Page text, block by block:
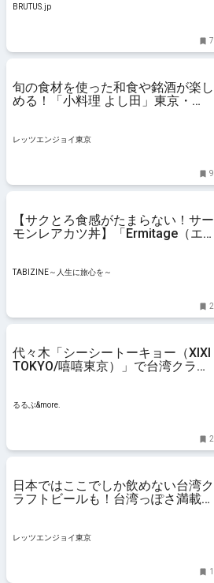
BRUTUS.jp
7
旬の食材を使った和食や銘酒が楽し
める！「小料理 よし田」東京・
レッツエンジョイ東京
9
【サクとろ食感がたまらない！サー
モンレアカツ丼】「Ermitage（エ
TABIZINE～人生に旅心を～
2
代々木「シーシートーキョー（XIXI
TOKYO/嘻嘻東京）」で台湾クラフ
るるぶ&more.
2
日本ではここでしか飲めない台湾ク
ラフトビールも！台湾っぽさ満載の
レッツエンジョイ東京
1